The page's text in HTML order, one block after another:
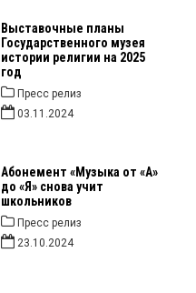
Выставочные планы
Государственного музея
истории религии на 2025
год
Пресс релиз
03.11.2024
Абонемент «Музыка от «А»
до «Я» снова учит
школьников
Пресс релиз
23.10.2024